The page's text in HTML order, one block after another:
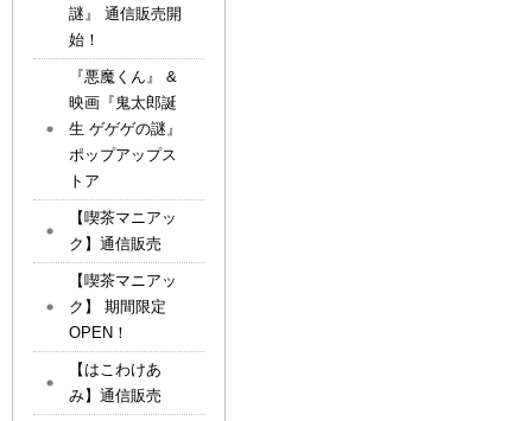
謎』 通信販売開
始！
『悪魔くん』 &
映画『鬼太郎誕
生 ゲゲゲの謎』
ポップアップス
トア
【喫茶マニアッ
ク】通信販売
【喫茶マニアッ
ク】 期間限定
OPEN！
【はこわけあ
み】通信販売